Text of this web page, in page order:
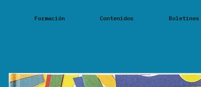
Formación Contenidos Boletines